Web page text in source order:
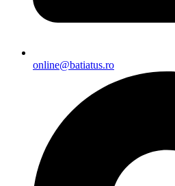
online@batiatus.ro